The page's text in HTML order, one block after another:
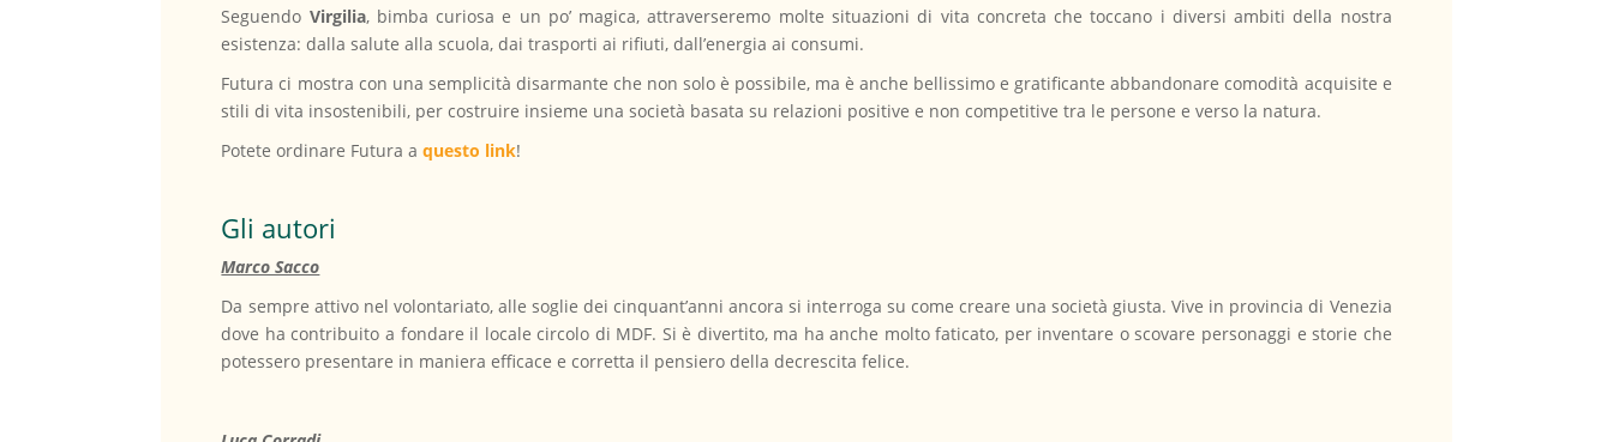
Seguendo Virgilia, bimba curiosa e un po’ magica, attraverseremo molte situazioni di vita concreta che toccano i diversi ambiti della nostra
esistenza: dalla salute alla scuola, dai trasporti ai rifiuti, dall’energia ai consumi.
Futura ci mostra con una semplicità disarmante che non solo è possibile, ma è anche bellissimo e gratificante abbandonare comodità acquisite e
stili di vita insostenibili, per costruire insieme una società basata su relazioni positive e non competitive tra le persone e verso la natura.
Potete ordinare Futura aquesto link!
Gli autori
Marco Sacco
Da sempre attivo nel volontariato, alle soglie dei cinquant’anni ancora si interroga su come creare una società giusta. Vive in provincia di Venezia
dove ha contribuito a fondare il locale circolo di MDF. Si è divertito, ma ha anche molto faticato, per inventare o scovare personaggi e storie che
potessero presentare in maniera efficace e corretta il pensiero della decrescita felice.